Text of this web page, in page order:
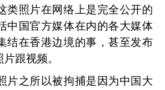
类照片在网络上是完全公开的
中国官方媒体在内的各大媒体
结在香港边境的事，甚至发布
跟视频。
片之所以被拘捕是因为中国大